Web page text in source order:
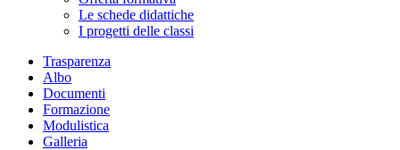
Le schede didattiche
I progetti delle classi
Trasparenza
Albo
Documenti
Formazione
Modulistica
Galleria